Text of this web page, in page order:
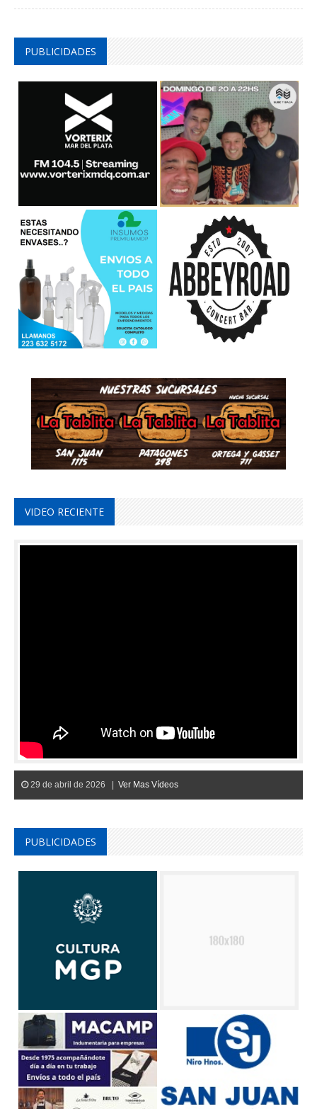
PUBLICIDADES
VIDEO RECIENTE
29 de abril de 2026 | Ver Mas Vídeos
PUBLICIDADES